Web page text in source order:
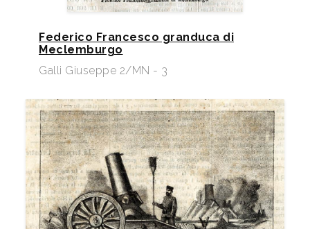
Federico Francesco granduca di
Meclemburgo
Galli Giuseppe 2/MN - 3